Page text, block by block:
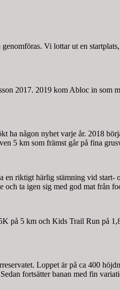
Vi lottar ut en
2017. 2019 kom Abloc in
ha någon nyhet varje år. 2018
5 km som främst går på fina
riktigt härlig stämning vid
och ta igen sig med god mat från
på 5 km och Kids Trail Run på
Loppet är på ca 400
fortsätter banan med fin